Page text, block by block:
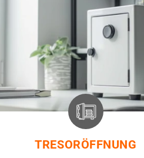
TRESORÖFFNUNG